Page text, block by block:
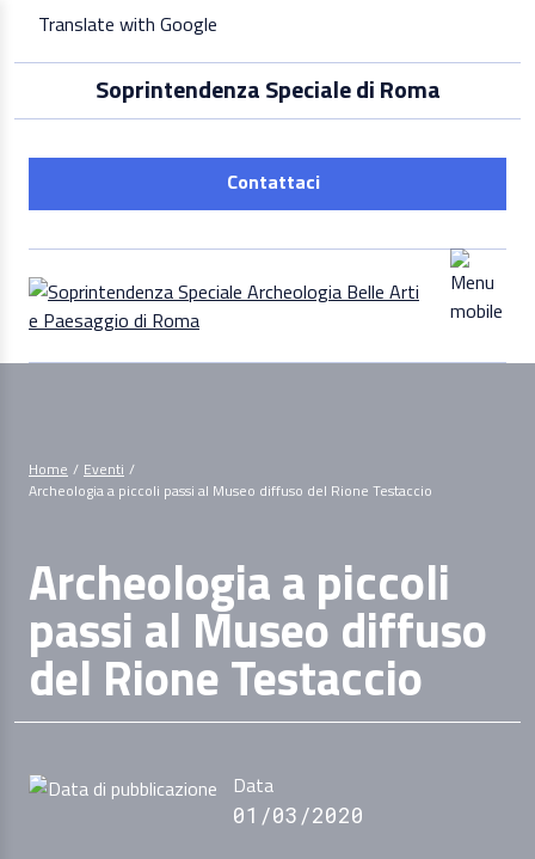
content
Translate with Google
Soprintendenza Speciale di Roma
Contattaci
Home / Eventi /
Archeologia a piccoli passi al Museo diffuso del Rione Testaccio
Archeologia a piccoli
passi al Museo diffuso
del Rione Testaccio
Data
01/03/2020